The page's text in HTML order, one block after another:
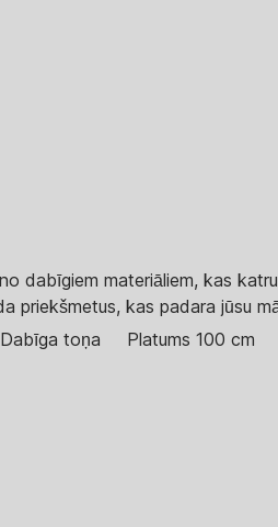
dabīgiem materiāliem, kas
kas padara jūsu
Dabīga toņa Platums 100 cm